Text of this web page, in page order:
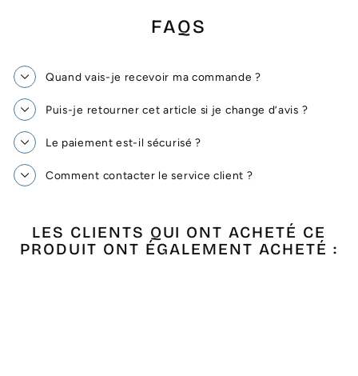
FAQS
Quand vais-je recevoir ma commande ?
Puis-je retourner cet article si je change d’avis ?
Le paiement est-il sécurisé ?
Comment contacter le service client ?
LES CLIENTS QUI ONT ACHETÉ CE
PRODUIT ONT ÉGALEMENT ACHETÉ :